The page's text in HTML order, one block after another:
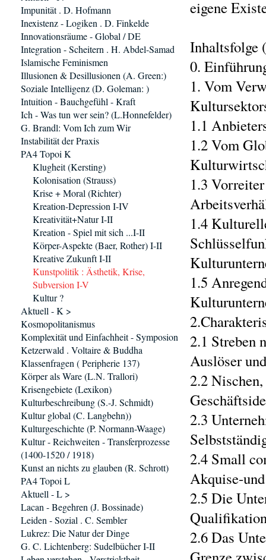
eigene
Inhaltsfolge
0.
1. Vom
1.1
1.2 Vom
1.3
1.4
1.5
2.1 Streben
Auslöser
2.2
2.3
2.4 Small
Akquise-
2.5 Die
2.6 Das
Impunität . D. Hofmann
Inexistenz - Logiken . D. Finkelde
Innovationsräume - Global / DE
Integration - Scheitern . H. Abdel-Samad
Islamische Feminismen
Illusionen & Desillusionen (A. Green:)
Soziale Intelligenz (D. Goleman: )
Intuition - Bauchgefühl - Kraft
Ich - Was tun wer sein? (L.Honnefelder)
G. Brandl: Vom Ich zum Wir
Instabilität der Praxis
PA4 Topoi K
Klugheit (Kersting)
Kolonisation (Strauss)
Krise + Moral (Richter)
Kreation-Depression I-IV
Kreativität+Natur I-II
Kreation - Spiel mit sich ...I-II
Körper-Aspekte (Baer, Rother) I-II
Kreative Zukunft I-II
Kunstpolitik : Ästhetik, Krise,
Subversion I-V
Kultur ?
Aktuell - K >
Kosmopolitanismus
Komplexität und Einfachheit - Symposion
Ketzerwald . Voltaire & Buddha
Klassenfragen ( Peripherie 137)
Körper als Ware (L.N. Trallori)
Krisengebiete (Lexikon)
Kulturbeschreibung (S.-J. Schmidt)
Kultur global (C. Langbehn))
Kulturgeschichte (P. Normann-Waage)
Kultur - Reichweiten - Transferprozesse
(1400-1520 / 1918)
Kunst an nichts zu glauben (R. Schrott)
PA4 Topoi L
Aktuell - L >
Lacan - Begehren (J. Bossinade)
Leiden - Sozial . C. Sembler
Lukrez: Die Natur der Dinge
G. C. Lichtenberg: Sudelbücher I-II